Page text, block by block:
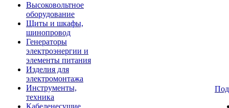
Высоковольтное
оборудование
Щиты и шкафы,
шинопровод
Генераторы
электроэнергии и
элементы питания
Изделия для
электромонтажа
Инструменты,
техника
Кабеленесущие